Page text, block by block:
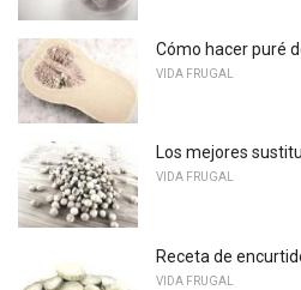
Cómo hacer puré
VIDA FRUGAL
Los mejores
VIDA FRUGAL
Receta de
VIDA FRUGAL